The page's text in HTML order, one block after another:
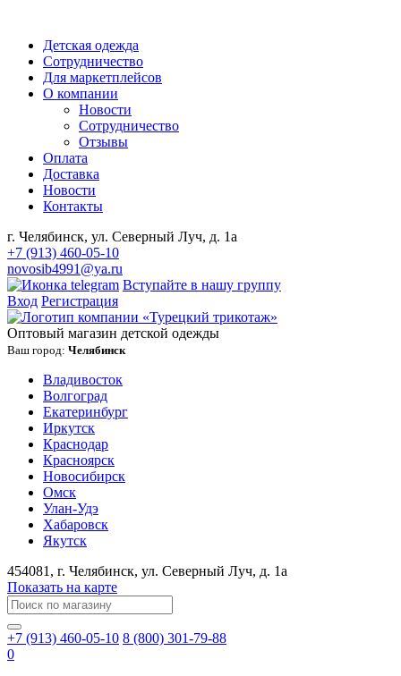
Детская одежда
Сотрудничество
Для маркетплейсов
О компании
Новости
Сотрудничество
Отзывы
Оплата
Доставка
Новости
Контакты
г. Челябинск, ул. Северный Луч, д. 1а
+7 (913) 460-05-10
novosib4991@ya.ru
Вступайте в нашу группу
Вход Регистрация
Оптовый магазин детской одежды
Ваш город: Челябинск
Владивосток
Волгоград
Екатеринбург
Иркутск
Краснодар
Красноярск
Новосибирск
Омск
Улан-Удэ
Хабаровск
Якутск
454081 , г. Челябинск, ул. ​Северный Луч, д. 1а
Показать на карте
+7 (913) 460-05-10 8 (800) 301-79-88
0